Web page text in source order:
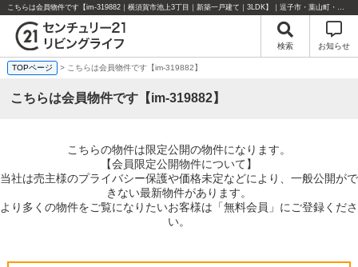
こちらは会員物件です【im-319882｜横須賀市池上3丁目｜新築一戸建て｜3LDK】｜逗子市・葉山町・湘南エリアの不動産のことならセンチュリー21リビングライフにお任せください！
検索 お知らせ
TOPページ > こちらは会員物件です【im-319882】
こちらは会員物件です【im-319882】
こちらの物件は限定公開の物件になります。
【会員限定公開物件について】
当社は売主様のプライバシー保護や価格未定などにより、一般公開がで
きない最新物件があります。
より多くの物件をご覧になりたいお客様は「無料会員」にご登録くださ
い。